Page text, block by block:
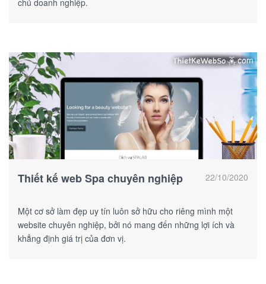
chủ doanh nghiệp.
22/10/2020
Thiết kế web Spa chuyên nghiệp
Một cơ sở làm đẹp uy tín luôn sở hữu cho riêng mình một
website chuyên nghiệp, bởi nó mang đến những lợi ích và
khẳng định giá trị của đơn vị.